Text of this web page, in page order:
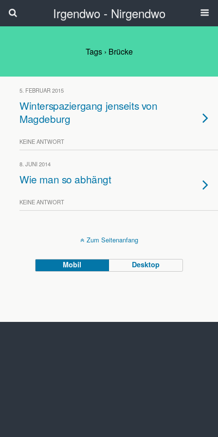
Irgendwo - Nirgendwo
Tags › Brücke
5. FEBRUAR 2015
Winterspaziergang jenseits von
Magdeburg
KEINE ANTWORT
8. JUNI 2014
Wie man so abhängt
KEINE ANTWORT
Zum Seitenanfang
Mobil Desktop